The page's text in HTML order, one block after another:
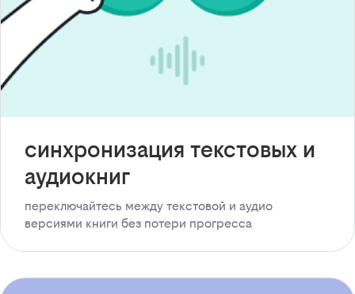
синхронизация текстовых и
аудиокниг
переключайтесь между текстовой и аудио
версиями книги без потери прогресса